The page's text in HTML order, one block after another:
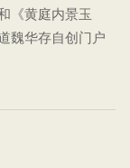
《黄庭内景玉
魏华存自创门户